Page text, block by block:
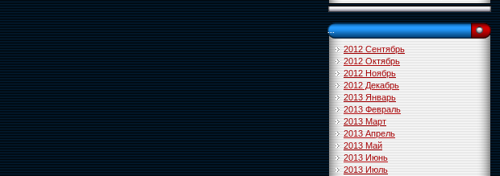
...
2012 Сентябрь
2012 Октябрь
2012 Ноябрь
2012 Декабрь
2013 Январь
2013 Февраль
2013 Март
2013 Апрель
2013 Май
2013 Июнь
2013 Июль